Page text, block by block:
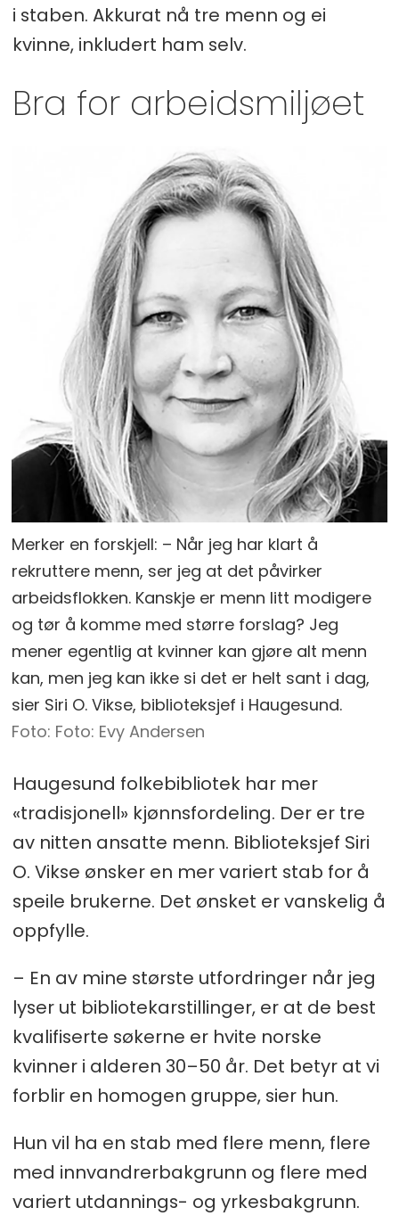
i staben. Akkurat nå tre menn og ei
kvinne, inkludert ham selv.
Bra for arbeidsmiljøet
Merker en forskjell: – Når jeg har klart å
rekruttere menn, ser jeg at det påvirker
arbeidsflokken. Kanskje er menn litt modigere
og tør å komme med større forslag? Jeg
mener egentlig at kvinner kan gjøre alt menn
kan, men jeg kan ikke si det er helt sant i dag,
sier Siri O. Vikse, biblioteksjef i Haugesund.
Foto: Evy Andersen
Haugesund folkebibliotek har mer
«tradisjonell» kjønnsfordeling. Der er tre
av nitten ansatte menn. Biblioteksjef Siri
O. Vikse ønsker en mer variert stab for å
speile brukerne. Det ønsket er vanskelig å
oppfylle.
– En av mine største utfordringer når jeg
lyser ut bibliotekarstillinger, er at de best
kvalifiserte søkerne er hvite norske
kvinner i alderen 30–50 år. Det betyr at vi
forblir en homogen gruppe, sier hun.
Hun vil ha en stab med flere menn, flere
med innvandrerbakgrunn og flere med
variert utdannings- og yrkesbakgrunn.